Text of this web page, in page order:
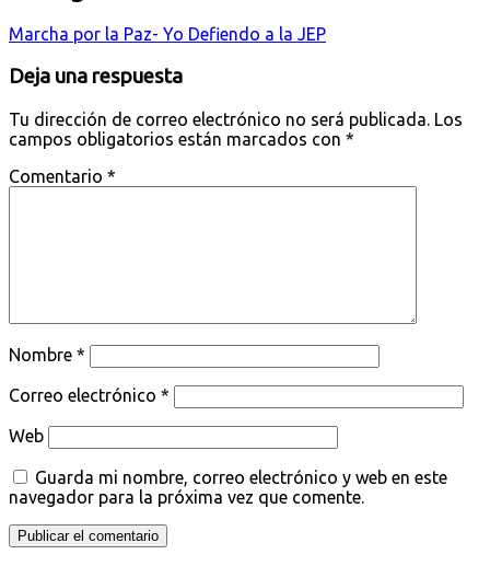
Marcha por la Paz- Yo Defiendo a la JEP
Deja una respuesta
Tu dirección de correo electrónico no será publicada. Los
campos obligatorios están marcados con *
Comentario *
Nombre *
Correo electrónico *
Web
Guarda mi nombre, correo electrónico y web en este
navegador para la próxima vez que comente.